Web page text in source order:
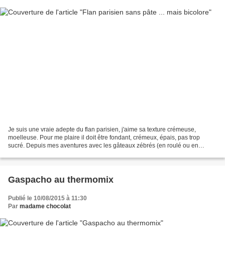
Je suis une vraie adepte du flan parisien, j'aime sa texture crémeuse,
moelleuse. Pour me plaire il doit être fondant, crémeux, épais, pas trop
sucré. Depuis mes aventures avec les gâteaux zébrés (en roulé ou en
Gaspacho au thermomix
Publié le 10/08/2015 à 11:30
Par madame chocolat